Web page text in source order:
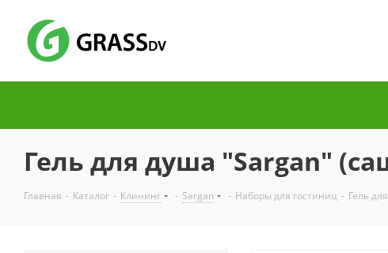
Гель для душа "Sargan"
Главная - Каталог - Клининг - Sargan - Наборы для гостиниц - Гель